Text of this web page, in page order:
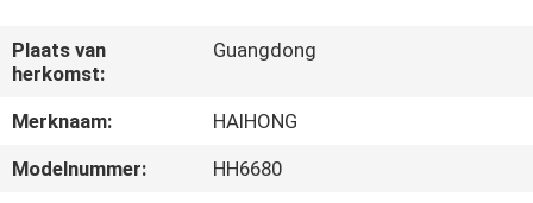
OVER
ONS
FABRIEKSTOCHT
Plaats van
herkomst:
Guangdong
Merknaam:
HAIHONG
Modelnummer:
HH6680